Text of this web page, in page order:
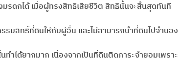
รดกได้ เมื่อผู้ทรงสิทธิเสียชีวิต สิทธินั้นจะสิ้นสุดทันที
มสิทธิ์ที่ดินให้กับผู้อื่น และไม่สามารถนำที่ดินไปจำนอง
ำได้ยากมาก เนื่องจากเป็นที่ดินติดภาระจำยอมเพราะ